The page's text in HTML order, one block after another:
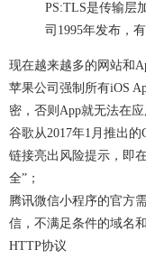
PS:TLS是传输层
司1995年发布，
现在越来越多的网站和
苹果公司强制所有iOS
密，否则App就无法在应
谷歌从2017年1月推出
链接亮出风险提示，即
全”；
腾讯微信小程序的官方
信，不满足条件的域名
HTTP协议